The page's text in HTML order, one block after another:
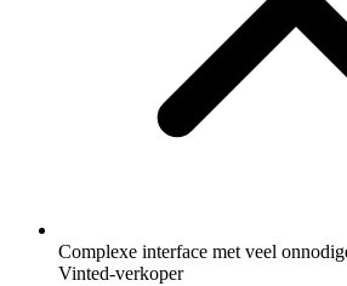
Complexe interface met veel
Vinted-verkoper